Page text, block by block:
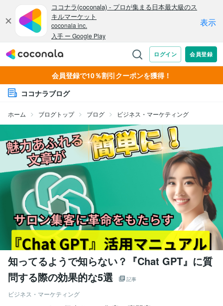
会員登録で10％割引クーポンを獲得！
ココナラブログ
ホーム ブログトップ ブログ ビジネス・マーケティング
知ってるようで知らない？『Chat GPT』に質
問する際の効果的な5選
記事
ビジネス・マーケティング